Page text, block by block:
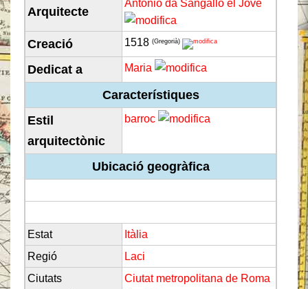
Arquitecte
Antonio da Sangallo el Jove
Creació 1518 (Gregorià)
Dedicat a Maria
Característiques
Estil
arquitectònic
barroc
Ubicació geogràfica
Estat
Itàlia
Regió
Laci
Ciutats
Ciutat metropolitana de Roma